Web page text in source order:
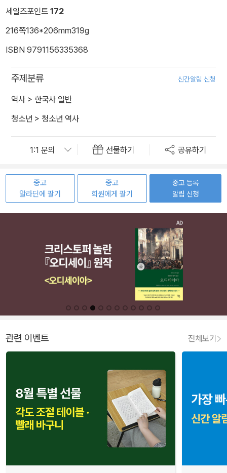
세일즈포인트 172
216쪽136*206mm319g
ISBN 9791156335368
주제분류 신간알림 신청
역사 > 한국사 일반
청소년 > 청소년 역사
선물하기 공유하기
중고
알라딘에 팔기
중고
회원에게 팔기
중고 등록
알림 신청
관련 이벤트 전체보기